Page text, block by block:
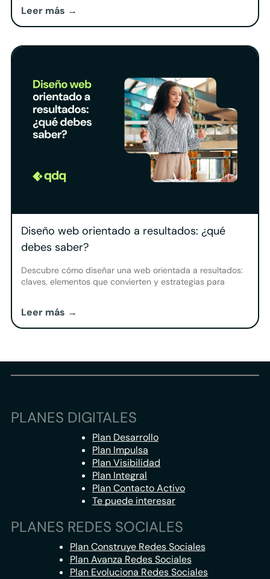
Leer más →
Diseño web orientado a resultados: ¿qué
debes saber?
Descubre cómo diseñar una web orientada a resultados:
claves, elementos que convierten y estrategias para
Leer más →
PLANES DIGITALES
Plan Desarrollo
Plan Impulsa
Plan Visibilidad
Plan Integral
Plan Contacto Activo
Te puede interesar
PLANES REDES SOCIALES
Plan Construye Redes Sociales
Plan Avanza Redes Sociales
Plan Evoluciona Redes Sociales